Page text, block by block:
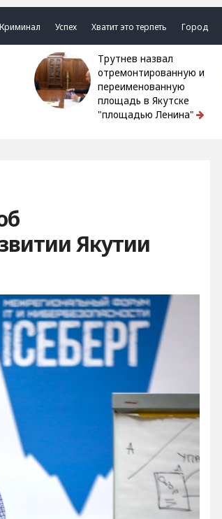
Криминал Успех Хватит это терпеть Город
Трутнев назвал
отремонтированную и
переименованную
площадь в Якутске
"площадью Ленина"
Якутии